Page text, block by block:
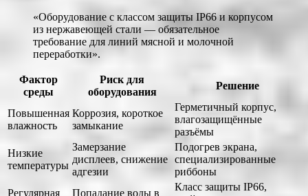
«Оборудование с классом защиты IP66 и корпусом
из нержавеющей стали — обязательное
требование для линий мясной и молочной
переработки».
Фактор
среды
Риск для
оборудования
Решение
Повышенная
влажность
Коррозия, короткое
замыкание
Герметичный корпус,
влагозащищённые
разъёмы
Низкие
температуры
Замерзание
дисплеев, снижение
адгезии
Подогрев экрана,
специализированные
риббоны
Регулярная
Попадание воды в
Класс защиты IP66,